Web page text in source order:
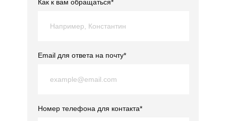
Как к вам обращаться*
Email для ответа на почту*
Номер телефона для контакта*